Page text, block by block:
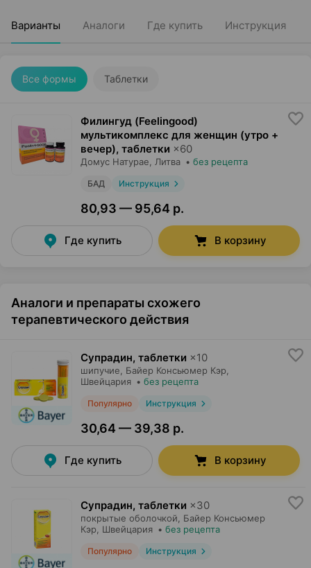
Варианты Аналоги Где купить Инструкция
Все формы Таблетки
Филингуд (Feelingood)
мультикомплекс для женщин (утро +
вечер), таблетки ×60
Домус Натурае , Литва • без рецепта
БАД Инструкция
80,93 — 95,64 р.
Где купить В корзину
Аналоги и препараты схожего
терапевтического действия
Супрадин, таблетки ×10
шипучие, Байер Консьюмер Кэр
Швейцария • без рецепта
Популярно Инструкция
30,64 — 39,38 р.
Где купить В корзину
Супрадин, таблетки ×30
покрытые оболочкой,
Байер Консьюмер
Кэр , Швейцария • без рецепта
Популярно Инструкция